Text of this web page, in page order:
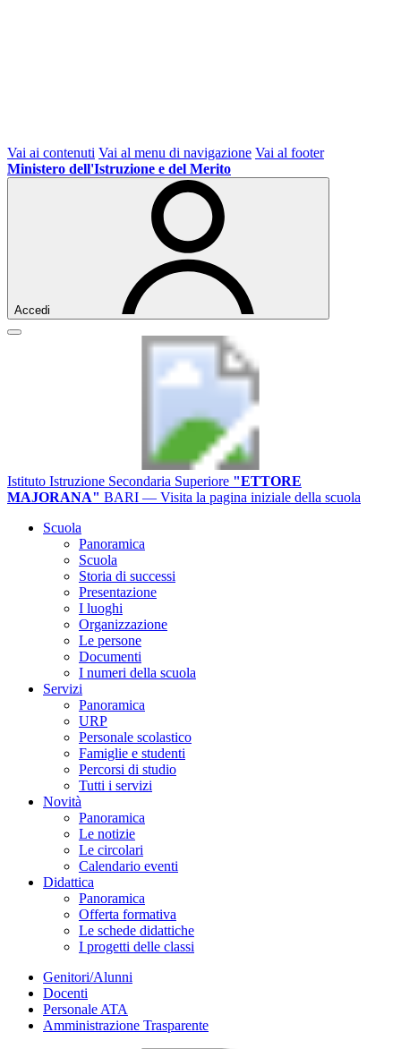
Vai ai contenuti Vai al menu di navigazione Vai al footer
Ministero dell'Istruzione e del Merito
Accedi
Istituto Istruzione Secondaria Superiore "ETTORE
MAJORANA" BARI — Visita la pagina iniziale della scuola
Scuola
Panoramica
Scuola
Storia di successi
Presentazione
I luoghi
Organizzazione
Le persone
Documenti
I numeri della scuola
Servizi
Panoramica
URP
Personale scolastico
Famiglie e studenti
Percorsi di studio
Tutti i servizi
Novità
Panoramica
Le notizie
Le circolari
Calendario eventi
Didattica
Panoramica
Offerta formativa
Le schede didattiche
I progetti delle classi
Genitori/Alunni
Docenti
Personale ATA
Amministrazione Trasparente